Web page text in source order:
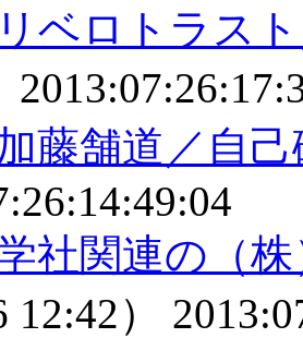
リベロトラス
加藤舗道／自
社関連の（
12:42）